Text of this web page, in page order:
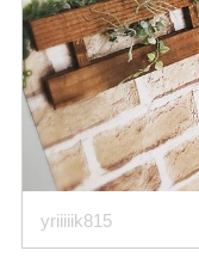
yriiiiik815